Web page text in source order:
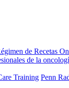
de Recetas
de la
Training Penn